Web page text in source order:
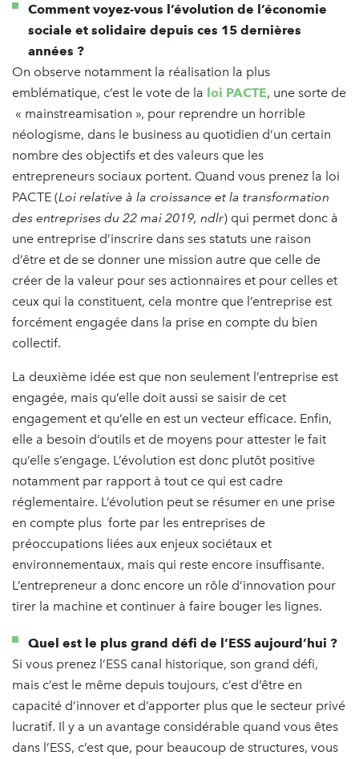
Comment voyez-vous l’évolution de l’économie
sociale et solidaire depuis ces 15 dernières
années ?
On observe notamment la réalisation la plus
emblématique, c’est le vote de la loi PACTE, une sorte de
« mainstreamisation », pour reprendre un horrible
néologisme, dans le business au quotidien d’un certain
nombre des objectifs et des valeurs que les
entrepreneurs sociaux portent. Quand vous prenez la loi
PACTE (Loi relative à la croissance et la transformation
des entreprises du 22 mai 2019, ndlr) qui permet donc à
une entreprise d’inscrire dans ses statuts une raison
d’être et de se donner une mission autre que celle de
créer de la valeur pour ses actionnaires et pour celles et
ceux qui la constituent, cela montre que l’entreprise est
forcément engagée dans la prise en compte du bien
collectif.
La deuxième idée est que non seulement l’entreprise est
engagée, mais qu’elle doit aussi se saisir de cet
engagement et qu’elle en est un vecteur efficace. Enfin,
elle a besoin d’outils et de moyens pour attester le fait
qu’elle s’engage. L’évolution est donc plutôt positive
notamment par rapport à tout ce qui est cadre
réglementaire. L’évolution peut se résumer en une prise
en compte plus forte par les entreprises de
préoccupations liées aux enjeux sociétaux et
environnementaux, mais qui reste encore insuffisante.
L’entrepreneur a donc encore un rôle d’innovation pour
tirer la machine et continuer à faire bouger les lignes.
Quel est le plus grand défi de l’ESS aujourd’hui ?
Si vous prenez l’ESS canal historique, son grand défi,
mais c’est le même depuis toujours, c’est d’être en
capacité d’innover et d’apporter plus que le secteur privé
lucratif. Il y a un avantage considérable quand vous êtes
dans l’ESS, c’est que, pour beaucoup de structures, vous